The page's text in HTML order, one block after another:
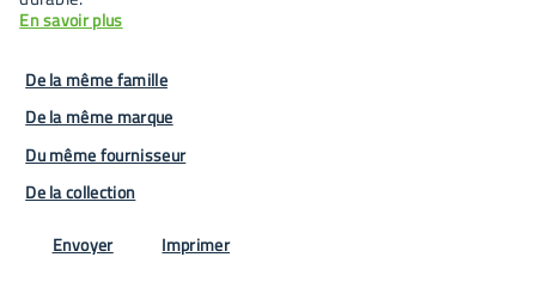
En savoir plus
De la même famille
De la même marque
Du même fournisseur
De la collection
Envoyer Imprimer